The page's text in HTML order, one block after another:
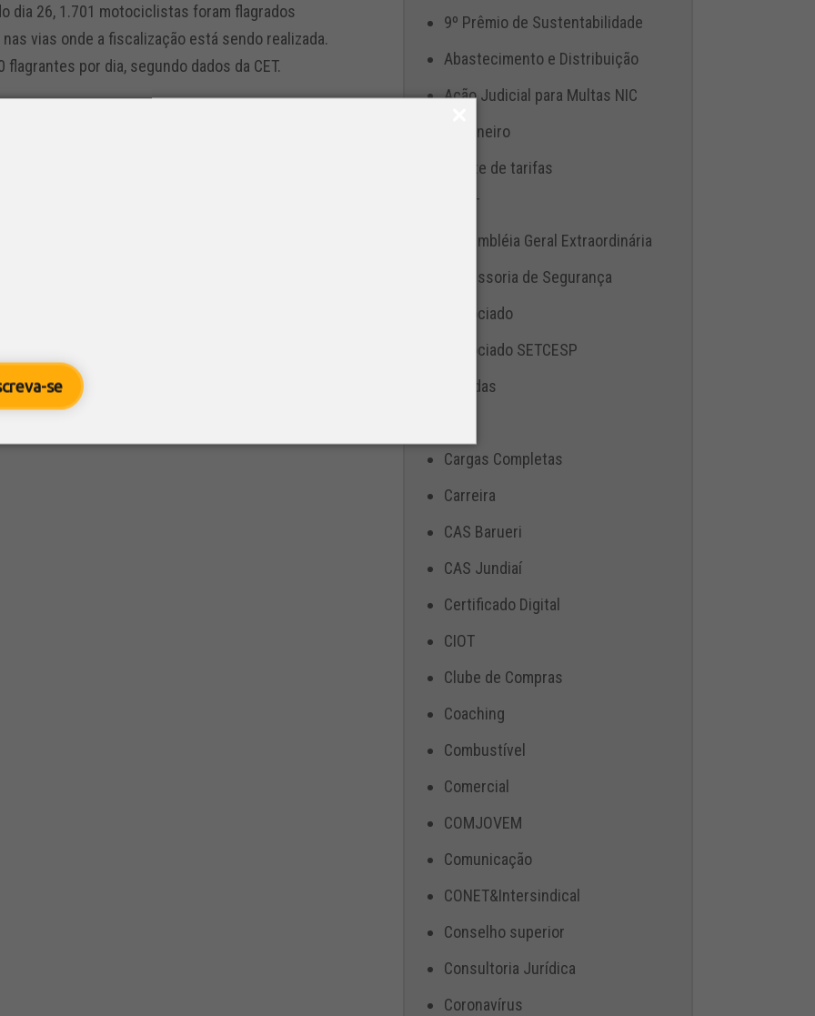
se
dia 26, 1.701 motociclistas foram flagrados
vias onde a fiscalização está sendo realizada.
por dia, segundo dados da CET.
9º Prêmio de Sustentabilidade
Abastecimento e Distribuição
Ação Judicial para Multas NIC
Aduaneiro
Ajuste de tarifas
ANTT
Assembléia Geral Extraordinária
Assessoria de Segurança
Associado
Associado SETCESP
Bebidas
Cargas Completas
Carreira
CAS Barueri
CAS Jundiaí
Certificado Digital
CIOT
Clube de Compras
Coaching
Combustível
Comercial
COMJOVEM
Comunicação
CONET&Intersindical
Conselho superior
Consultoria Jurídica
Coronavírus